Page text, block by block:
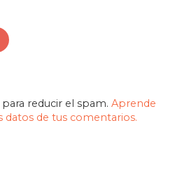
reducir el spam. Aprende
datos de tus comentarios.